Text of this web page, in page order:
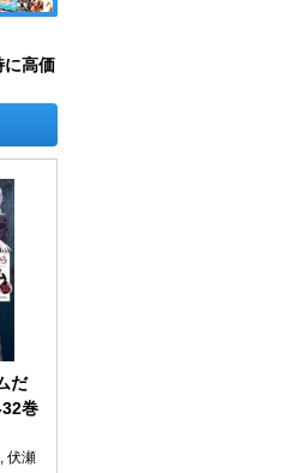
に高価
だ
巻
伏瀬